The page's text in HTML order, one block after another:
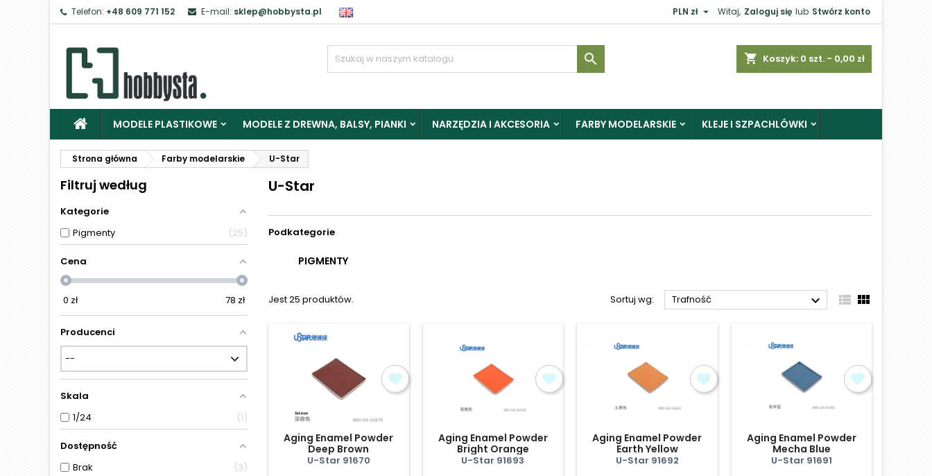
Telefon: +48 609 771 152 E-mail: sklep@hobbysta.pl Witaj, Zaloguj się lub Stwórz konto
PLN zł 
shopping_cart Koszyk: 0 szt. - 0,00 zł

MODELE PLASTIKOWE MODELE Z DREWNA, BALSY, PIANKI NARZĘDZIA I AKCESORIA FARBY MODELARSKIE KLEJE I SZPACHLÓWKI
Strona główna Farby modelarskie U-Star
Filtruj według
Kategorie
Pigmenty
25
Cena
0 zł 78 zł
Producenci
Skala
1/24
1
Dostępność
Brak
3
U-Star
Podkategorie
PIGMENTY
Jest 25 produktów. Sortuj wg: Trafność   
Aging Enamel Powder
Deep Brown
U-Star 91670
Aging Enamel Powder
Bright Orange
U-Star 91693
Aging Enamel Powder
Earth Yellow
U-Star 91692
Aging Enamel Powder
Mecha Blue
U-Star 91691
Zaloguj
Aby zapisać produkty do Schowka, musisz się zalogować.
Anuluj Zaloguj